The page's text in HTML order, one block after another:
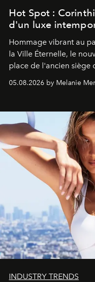
Hot Spot :
d'un luxe
Hommage vibrant au
la Ville Éternelle, le
place de l'ancien siège
05.08.2026 by Melanie
INDUSTRY TRENDS